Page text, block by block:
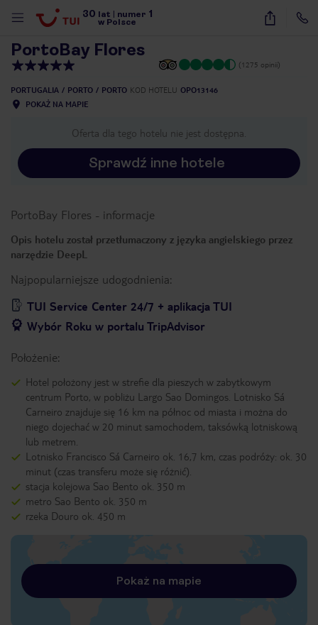
30 lat numer 1
w Polsce
20
PortoBay Flores
(1275 opinii)
PORTUGALIA PORTO PORTO KOD HOTELU OPO13146
POKAŻ NA MAPIE
Oferta dla tego hotelu nie jest dostępna.
Sprawdź inne hotele
PortoBay Flores - informacje
Opis hotelu został przetłumaczony z języka angielskiego przez
narzędzie DeepL
Najpopularniejsze udogodnienia:
TUI Service Center 24/7 + aplikacja TUI
Wybór Roku w portalu TripAdvisor
Położenie:
Hotel położony jest w strefie dla pieszych w zabytkowym
centrum Porto, w pobliżu Largo Sao Domingos. Lotnisko Sá
Carneiro znajduje się 16 km na północ od miasta i można do
niego dojechać w 20 minut samochodem, taksówką lotniskową
lub metrem.
Lotnisko Francisco Sá Carneiro ok. 16,7 km, czas podróży: ok. 30
minut (czas transferu może się różnić).
stacja kolejowa Sao Bento ok. 350 m
metro Sao Bento ok. 350 m
rzeka Douro ok. 450 m
Pokaż na mapie